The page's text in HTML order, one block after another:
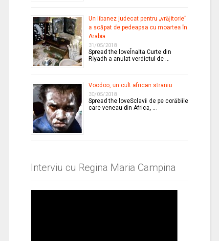
Un libanez judecat pentru „vrăjitorie”
a scăpat de pedeapsa cu moartea în
Arabia
31/05/2018
Spread the loveÎnalta Curte din
Riyadh a anulat verdictul de …
Voodoo, un cult african straniu
30/05/2018
Spread the loveSclavii de pe corăbiile
care veneau din Africa, …
Interviu cu Regina Maria Campina